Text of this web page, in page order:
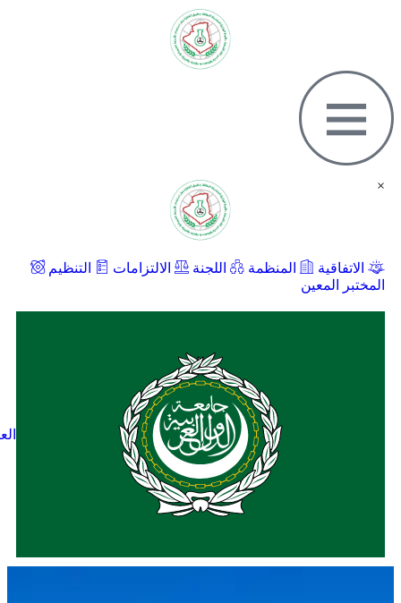
الاتفاقية المنظمة اللجنة الالتزامات
التنظيم
المعين
العربية